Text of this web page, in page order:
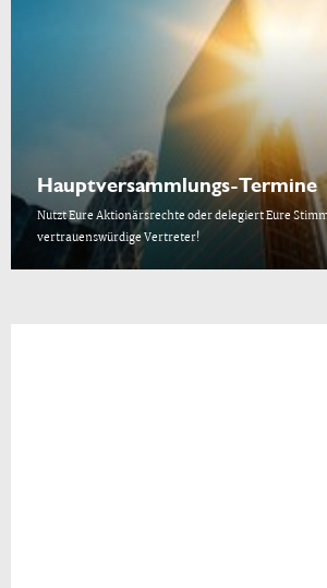
Hauptversammlungs-Termine
Nutzt Eure Aktionärsrechte oder delegiert Eure
vertrauenswürdige Vertreter!